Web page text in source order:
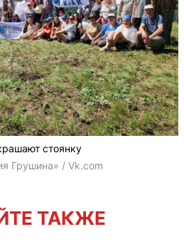
стоянку
Грушина» / Vk.com
ТАКЖЕ